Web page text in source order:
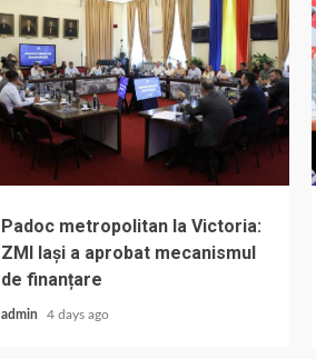
Padoc metropolitan la Victoria:
ZMI Iași a aprobat mecanismul
de finanțare
admin 4 days ago